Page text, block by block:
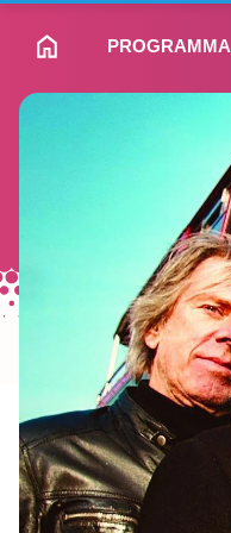
NAAR HOMEPAGINA
PROGRAMMA